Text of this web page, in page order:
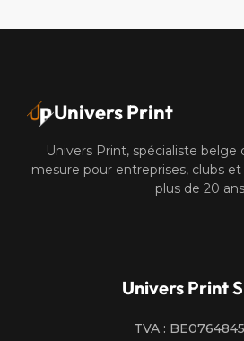
Univers Print
Univers Print, spécialiste belge
mesure pour entreprises, clubs
plus de 20
Univers Print
TVA :